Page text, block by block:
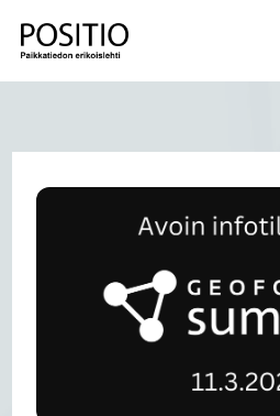
suoraan
sisältöön